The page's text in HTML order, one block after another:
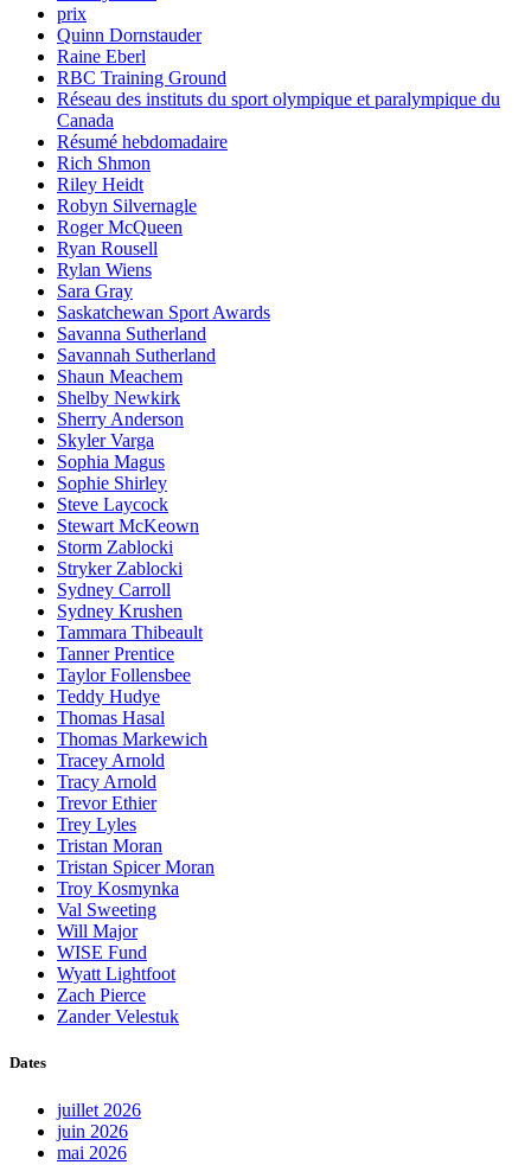
prix
Quinn Dornstauder
Raine Eberl
RBC Training Ground
Réseau des instituts du sport olympique et paralympique du
Canada
Résumé hebdomadaire
Rich Shmon
Riley Heidt
Robyn Silvernagle
Roger McQueen
Ryan Rousell
Rylan Wiens
Sara Gray
Saskatchewan Sport Awards
Savanna Sutherland
Savannah Sutherland
Shaun Meachem
Shelby Newkirk
Sherry Anderson
Skyler Varga
Sophia Magus
Sophie Shirley
Steve Laycock
Stewart McKeown
Storm Zablocki
Stryker Zablocki
Sydney Carroll
Sydney Krushen
Tammara Thibeault
Tanner Prentice
Taylor Follensbee
Teddy Hudye
Thomas Hasal
Thomas Markewich
Tracey Arnold
Tracy Arnold
Trevor Ethier
Trey Lyles
Tristan Moran
Tristan Spicer Moran
Troy Kosmynka
Val Sweeting
Will Major
WISE Fund
Wyatt Lightfoot
Zach Pierce
Zander Velestuk
Dates
juillet 2026
juin 2026
mai 2026